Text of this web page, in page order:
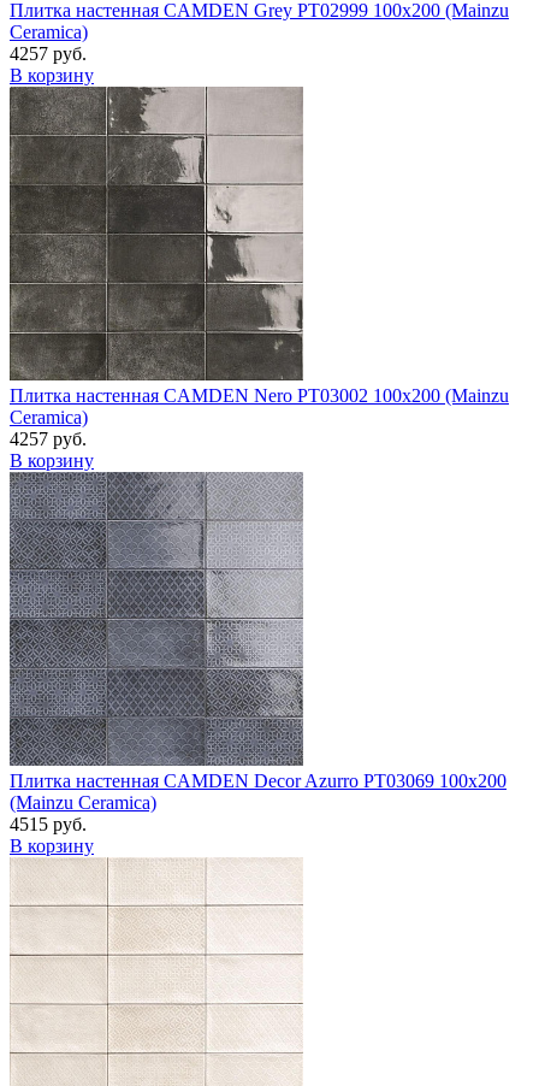
Плитка настенная CAMDEN Grey PT02999 100x200 (Mainzu
Ceramica)
4257 руб.
В корзину
Плитка настенная CAMDEN Nero PT03002 100x200 (Mainzu
Ceramica)
4257 руб.
В корзину
Плитка настенная CAMDEN Decor Azurro PT03069 100x200
(Mainzu Ceramica)
4515 руб.
В корзину